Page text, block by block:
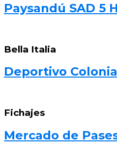
Paysandú SAD 5
Bella Italia
Deportivo
Fichajes
Mercado de